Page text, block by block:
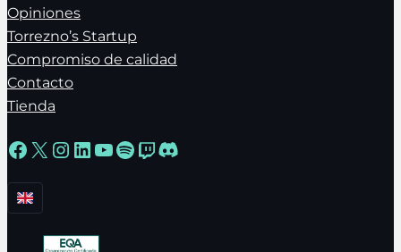
Opiniones
Torrezno’s Startup
Compromiso de calidad
Contacto
Tienda
Facebook
X Instagram
LinkedIn
YouTube
Spotify
Twitch
Discord